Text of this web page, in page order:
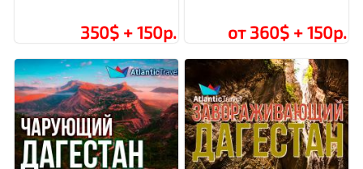
350$ + 150р. от 360$ + 150р.